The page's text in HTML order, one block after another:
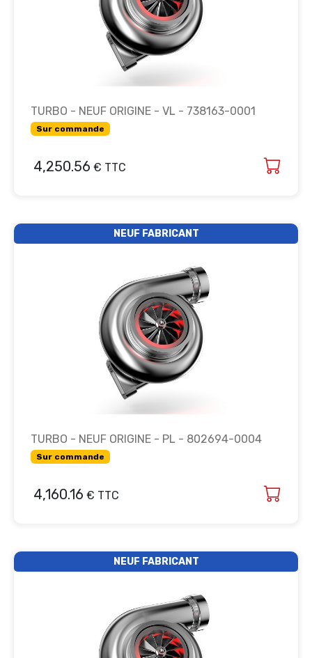
TURBO - NEUF ORIGINE - VL - 738163-0001
Sur commande
4,250.56 € TTC
NEUF FABRICANT
TURBO - NEUF ORIGINE - PL - 802694-0004
Sur commande
4,160.16 € TTC
NEUF FABRICANT